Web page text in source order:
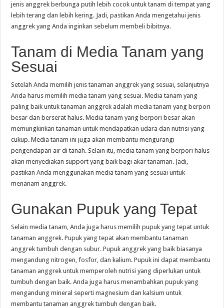
jenis anggrek berbunga putih lebih cocok untuk tanam di tempat yang
lebih terang dan lebih kering. Jadi, pastikan Anda mengetahui jenis
anggrek yang Anda inginkan sebelum membeli bibitnya.
Tanam di Media Tanam yang
Sesuai
Setelah Anda memilih jenis tanaman anggrek yang sesuai, selanjutnya
Anda harus memilih media tanam yang sesuai. Media tanam yang
paling baik untuk tanaman anggrek adalah media tanam yang berpori
besar dan berserat halus. Media tanam yang berpori besar akan
memungkinkan tanaman untuk mendapatkan udara dan nutrisi yang
cukup. Media tanam ini juga akan membantu mengurangi
pengendapan air di tanah. Selain itu, media tanam yang berpori halus
akan menyediakan support yang baik bagi akar tanaman. Jadi,
pastikan Anda menggunakan media tanam yang sesuai untuk
menanam anggrek.
Gunakan Pupuk yang Tepat
Selain media tanam, Anda juga harus memilih pupuk yang tepat untuk
tanaman anggrek. Pupuk yang tepat akan membantu tanaman
anggrek tumbuh dengan subur. Pupuk anggrek yang baik biasanya
mengandung nitrogen, fosfor, dan kalium. Pupuk ini dapat membantu
tanaman anggrek untuk memperoleh nutrisi yang diperlukan untuk
tumbuh dengan baik. Anda juga harus menambahkan pupuk yang
mengandung mineral seperti magnesium dan kalsium untuk
membantu tanaman anggrek tumbuh dengan baik.